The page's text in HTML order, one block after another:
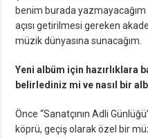
benim burada yazmayacağım
açısı getirilmesi gereken
müzik dünyasına sunacağım.
Yeni albüm için hazırlıklara
belirlediniz mi ve nasıl bir
Önce “Sanatçının Adli
köprü, geçiş olarak özel bir